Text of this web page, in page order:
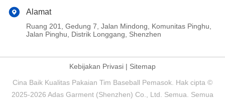
Alamat
Ruang 201, Gedung 7, Jalan Mindong, Komunitas Pinghu,
Jalan Pinghu, Distrik Longgang, Shenzhen
Kebijakan Privasi | Sitemap
Cina Baik Kualitas Pakaian Tim Baseball Pemasok. Hak cipta ©
2025-2026 Adas Garment (Shenzhen) Co., Ltd. Semua. Semua